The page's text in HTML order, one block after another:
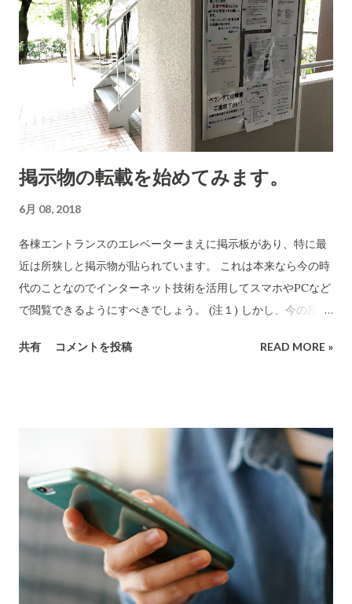
迅速に全住民により詳細を知らせるべきと思います。知らない
(知らされていない)立場からは、このお祓いは余計に大きな違
和感を覚えることになります。 情報伝達の手段があまりに貧弱
過ぎる といことであり、それを改革しようという認識が無いこ
とが最大の問題ですが... (4月の件の貼り紙は管理センター名で
出されています。適切なのだろうか？管理組合が出すべきと思
うけど) (2018-05-13 追記) お祓いの件で理事長とやり取りをし
て感じたり、考えたりしたことで下の掲示文書に記載しなかっ
なものでした) この件は、今後また理事長なった人が 今回を前
例 としてその人の(個人的な)思い込みで非科学的な儀式に管理
組合の予算を消費することができる前例を作ることになりま
す。そんな前例を作ってはならないことです。今回の「お祓
の「お祓い」儀式は個人の思想や信条や民族的な習慣などを侵
」というのが私のこころの声です。 下に掲示している村崎理事
長とのやり取りは全て文書です。いただいた見解は理事会の意
思と理解しています。(個...
掲示物の転載を始めてみます。
6月 08, 2018
各棟エントランスのエレベーターまえに掲示板があり、特に最
近は所狭しと掲示物が貼られています。 これは本来なら今の時
代のことなのでインターネット技術を活用してスマホやPCなど
で閲覧できるようにすべきでしょう。 (注１) しかし、今の所そ
部 でも読めるようにしてあります。 トップ画面はこちら 場所
判読出来ません。 (対応策としてiPhoneのカメラに撮って自宅
などで読んでいます。） 掲示板の半ばより下に貼られたもの
は、文字が大きくない場合ほとんど読むのは困難です。私は身
長171cm程度ですが、掲示板の半ばへの貼り紙は胸の下辺りに
位置します。カガマないと普通の大きさの文字は読めません。
(読めない場所に貼り紙し「情報は提供した」としているこの現
状を変えようとの発想を持って欲しいものです。) エレベータ
ーが来るまでの時間で読まねばなりませんから、細かくは読め
共有 コメントを投稿 READ MORE »